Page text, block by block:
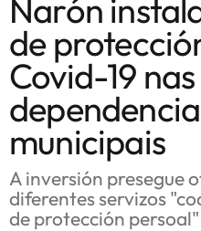
Tendencias
Memoria Histórica
Gastronomía
Escenarios
Narón
de
Covid-19 nas
municipais
A inversión presegue
diferentes servizos
de protección persoal"